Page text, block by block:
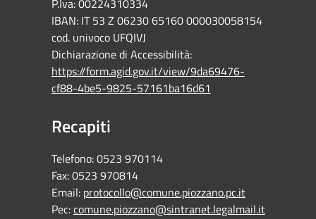
P.Iva: 00224310334
IBAN: IT 53 Z 06230 65160 000030058154
cod. univoco UFQIVJ
Dichiarazione di Accessibilità:
https://form.agid.gov.it/view/9da69476-
cf88-4be5-9825-57161ba16d61
Recapiti
Telefono:0523 970114
Fax:0523 970814
Email: protocollo@comune.piozzano.pc.it
Pec:comune.piozzano@sintranet.legalmail.it